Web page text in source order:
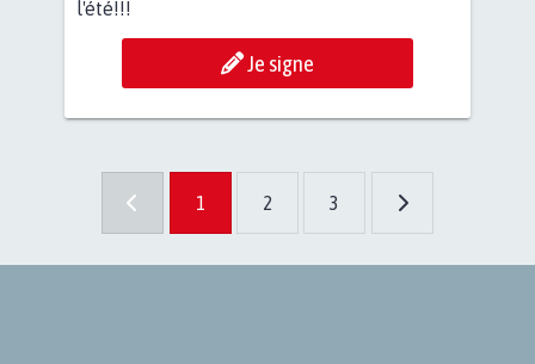
l'été!!!
Je signe
1 2 3